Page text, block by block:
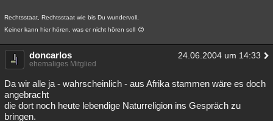
Rechtsstaat, Rechtsstaat wie bis Du wundervoll,
Keiner kann hier hören, was er nicht hören soll
doncarlos 24.06.2004 um 14:33
ehemaliges Mitglied
Da wir alle ja - wahrscheinlich - aus Afrika stammen wäre es doch
angebracht
die dort noch heute lebendige Naturreligion ins Gespräch zu
bringen.